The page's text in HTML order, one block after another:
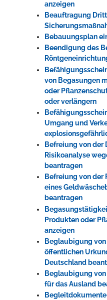
anzeigen
Beauftragung
Bebauungsplan
Beendigung des
von Begasungen
oder
oder verlängern
Umgang und
Befreiung von der
Risikoanalyse
beantragen
Befreiung von der
eines
beantragen
Produkten oder
anzeigen
Beglaubigung
öffentlichen
Deutschland
Beglaubigung
für das Ausland